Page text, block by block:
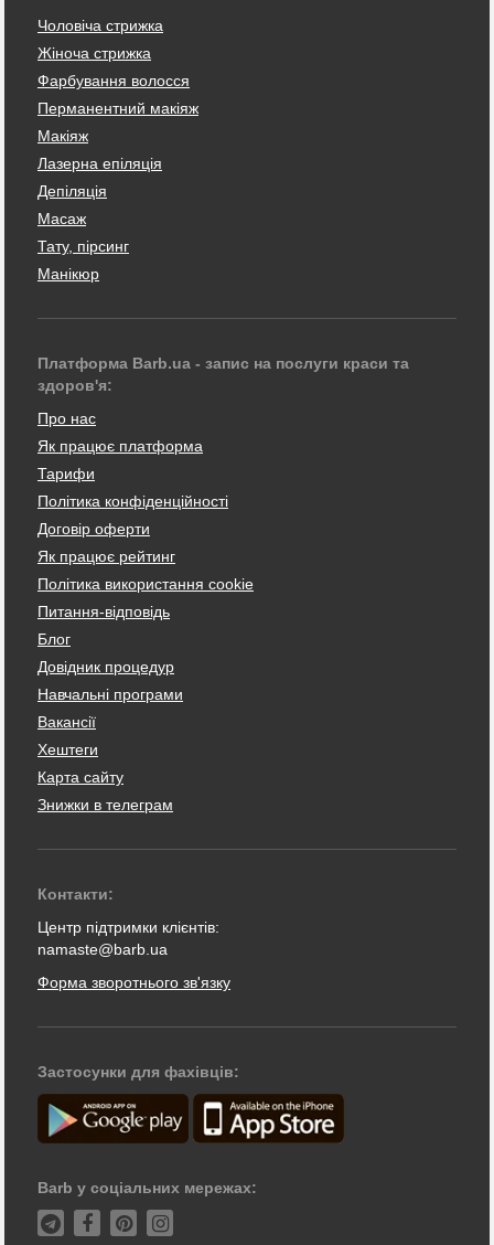
Чоловіча стрижка
Жіноча стрижка
Фарбування волосся
Перманентний макіяж
Макіяж
Лазерна епіляція
Депіляція
Масаж
Тату, пірсинг
Манікюр
Платформа Barb.ua - запис на послуги краси та
здоров'я:
Про нас
Як працює платформа
Тарифи
Політика конфіденційності
Договір оферти
Як працює рейтинг
Політика використання cookie
Питання-відповідь
Блог
Довідник процедур
Навчальні програми
Вакансії
Хештеги
Карта сайту
Знижки в телеграм
Контакти:
Центр підтримки клієнтів:
namaste@barb.ua
Форма зворотнього зв'язку
Застосунки для фахівців:
Barb у соціальних мережах: